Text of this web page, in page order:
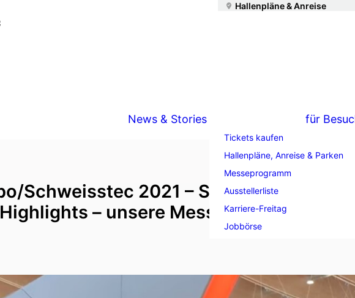
Hallenpläne & Anreise
News & Stories für
Tickets kaufen
Hallenpläne, Anreise & Parken
Messeprogramm
Ausstellerliste
Karriere-Freitag
Jobbörse
Schweisstec 2021 – Statements,
– unsere Messefilme